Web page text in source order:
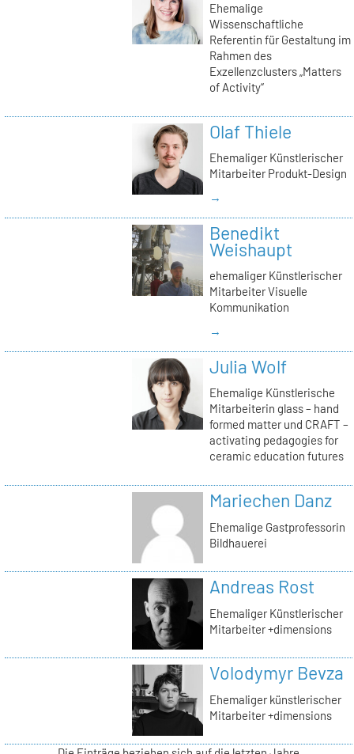
Ehemalige
Wissenschaftliche
Referentin für Gestaltung im
Rahmen des
Exzellenzclusters „Matters
of Activity“
Olaf Thiele
Ehemaliger Künstlerischer
Mitarbeiter Produkt-Design
→
Benedikt
Weishaupt
ehemaliger Künstlerischer
Mitarbeiter Visuelle
Kommunikation
→
Julia Wolf
Ehemalige Künstlerische
Mitarbeiterin glass – hand
formed matter und CRAFT –
activating pedagogies for
ceramic education futures
Mariechen Danz
Ehemalige Gastprofessorin
Bildhauerei
Andreas Rost
Ehemaliger Künstlerischer
Mitarbeiter +dimensions
Volodymyr Bevza
Ehemaliger künstlerischer
Mitarbeiter +dimensions